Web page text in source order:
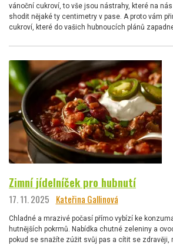
vánoční cukroví, to vše jsou nástrahy, které na
shodit nějaké ty centimetry v pase. A proto vám
cukroví, které do vašich hubnoucích plánů
Zimní jídelníček pro hubnutí
17. 11. 2025 Kateřina Gallinová
Chladné a mrazivé počasí přímo vybízí ke
hutnějších pokrmů. Nabídka chutné zeleniny a
pokud se snažíte zúžit svůj pas a cítit se zdravěji,